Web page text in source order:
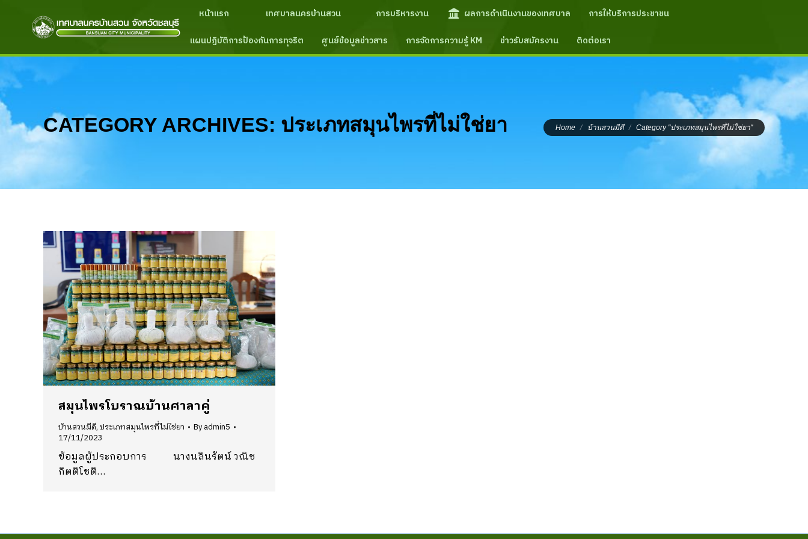
หน้าแรก เทศบาลนครบ้านสวน การบริหารงาน ผลการดำเนินงานของเทศบาล
การให้บริการประชาชน
แผนปฏิบัติการป้องกันการทุจริต
ศูนย์ข้อมูลข่าวสาร การจัดการความรู้ KM ข่าวรับสมัครงาน ติดต่อเรา
CATEGORY ARCHIVES: ประเภทสมุนไพรที่ไม่ใช่ยา You are here:
Home บ้านสวนมีดี Category "ประเภทสมุนไพรที่ไม่ใช่ยา"
สมุนไพรโบราณบ้านศาลาคู่
บ้านสวนมีดี,ประเภทสมุนไพรที่ไม่ใช่ยา Byadmin5
17/11/2023
ข้อมูลผู้ประกอบการ นางนลินรัตน์ วณิช
กิตติโชติ…